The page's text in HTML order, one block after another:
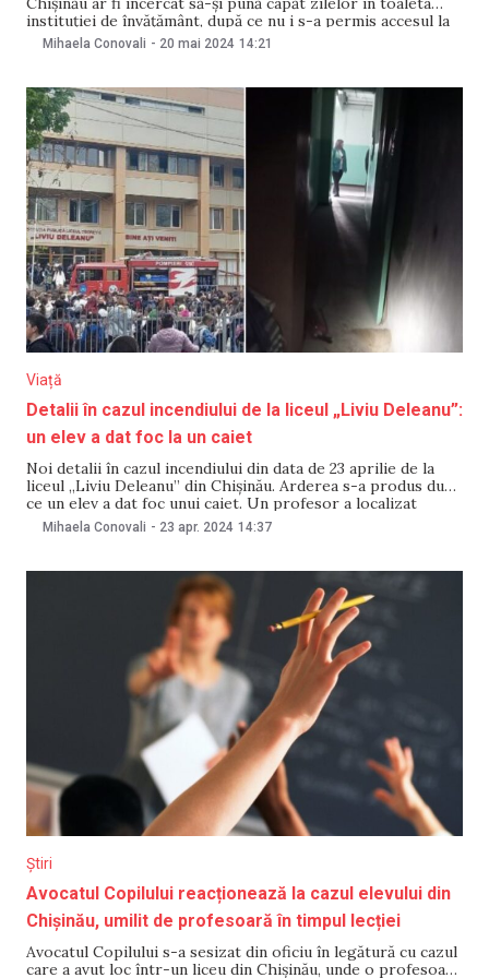
instituției de învățământ, după ce nu i s-a permis accesul la
sesiune. Se menționa că acesta „și-ar fi tăiat venele cu un
Mihaela Conovali - 20 mai 2024 14:21
Viață
Detalii în cazul incendiului de la liceul „Liviu Deleanu”:
un elev a dat foc la un caiet
Noi detalii în cazul incendiului din data de 23 aprilie de la
liceul „Liviu Deleanu” din Chișinău. Arderea s-a produs după
ce un elev a dat foc unui caiet. Un profesor a localizat
incendiul și a alertat 112. Între timp, profesorii au evacuat
elevii din școală iar la venirea pompierilor
Mihaela Conovali - 23 apr. 2024 14:37
Știri
Avocatul Copilului reacționează la cazul elevului din
Chișinău, umilit de profesoară în timpul lecției
Avocatul Copilului s-a sesizat din oficiu în legătură cu cazul
care a avut loc într-un liceu din Chișinău, unde o profesoară